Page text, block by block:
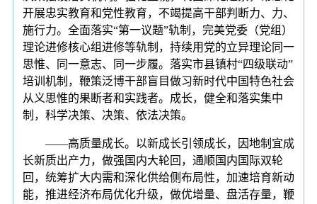
开展忠实教育和党性教育，不竭提高干部判断力、力、
施行力。全面落实“第一议题”轨制，完美党委（党组）
理论进修核心组进修等轨制，持续用党的立异理论同一
思惟、同一意志、同一步履。落实市县镇村“四级联动”
培训机制，鞭策泛博干部盲目做习新时代中国特色社会
从义思惟的果断者和实践者。成长，健全和落实集中
制，科学决策、决策、依法决策。
——高质量成长。以新成长引领成长，因地制宜成
长新质出产力，做强国内大轮回，通顺国内国际双轮
回，统筹扩大内需和深化供给侧布局性，加速培育新动
能，推进经济布局优化升级，做优增量、盘活存量，鞭